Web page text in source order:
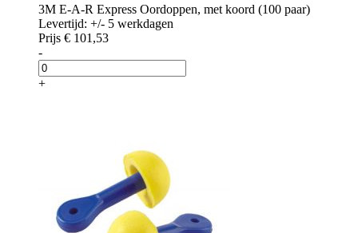
3M E-A-R Express Oordoppen, met koord (100 paar)
Levertijd: +/- 5 werkdagen
Prijs € 101,53
-
+